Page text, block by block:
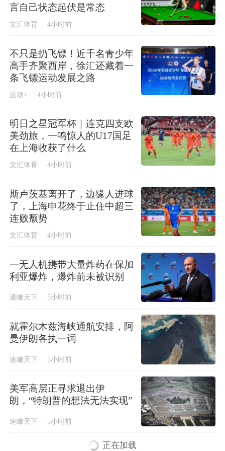
言自己状态起伏是常态
文汇体育 4小时前
不只是扔飞镖！近千名青少年
高手齐聚西岸，徐汇还藏着一
条飞镖运动发展之路
运动+ 4小时前
明日之星冠军杯｜连克四支欧
美劲旅，一鸣惊人的U17国足
在上海收获了什么
文汇体育 4小时前
斯卢茨基离开了，边缘人进球
了，上海申花终于止住中超三
连败颓势
文汇体育 4小时前
一无人机携带大量炸药在保加
利亚爆炸，爆炸前未被识别
速瞰天下 5小时前
就霍尔木兹海峡通航安排，阿
曼伊朗各执一词
速瞰天下 5小时前
美军高层正寻求退出伊
朗，“特朗普的想法无法实现”
速瞰天下 5小时前
正在加载